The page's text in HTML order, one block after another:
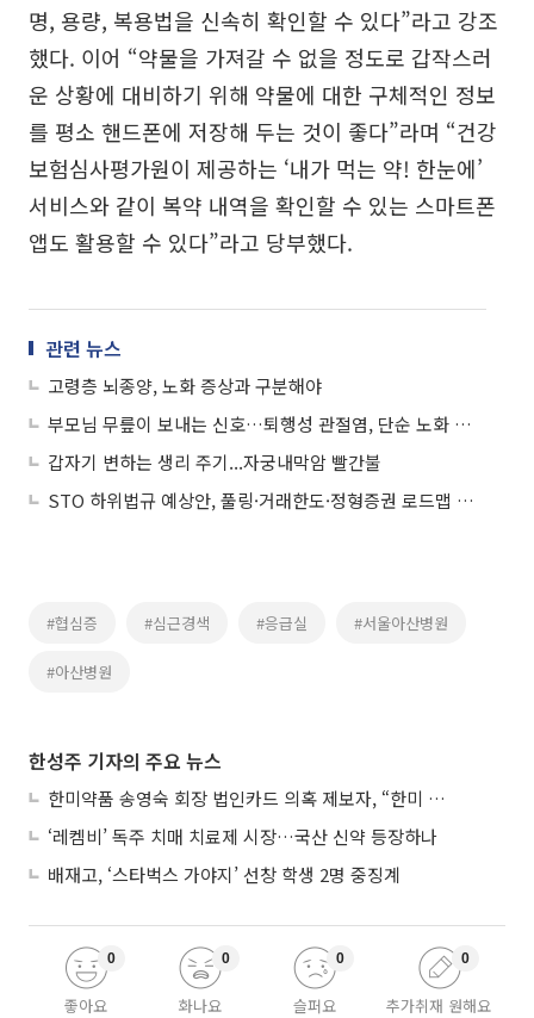
명, 용량, 복용법을 신속히 확인할 수 있다”라고 강조
했다. 이어 “약물을 가져갈 수 없을 정도로 갑작스러
운 상황에 대비하기 위해 약물에 대한 구체적인 정보
를 평소 핸드폰에 저장해 두는 것이 좋다”라며 “건강
보험심사평가원이 제공하는 ‘내가 먹는 약! 한눈에’
서비스와 같이 복약 내역을 확인할 수 있는 스마트폰
앱도 활용할 수 있다”라고 당부했다.
관련 뉴스
고령층 뇌종양, 노화 증상과 구분해야
부모님 무릎이 보내는 신호…퇴행성 관절염, 단순 노화 아니다
갑자기 변하는 생리 주기...자궁내막암 빨간불
STO 하위법규 예상안, 풀링·거래한도·정형증권 로드맵 제시
#협심증 #심근경색 #응급실 #서울아산병원
#아산병원
한성주 기자의 주요 뉴스
한미약품 송영숙 회장 법인카드 의혹 제보자, “한미 잘 되기 바라는 마음”
‘레켐비’ 독주 치매 치료제 시장…국산 신약 등장하나
배재고, ‘스타벅스 가야지’ 선창 학생 2명 중징계
좋아요
0
화나요
0
슬퍼요
0
추가취재 원해요
0